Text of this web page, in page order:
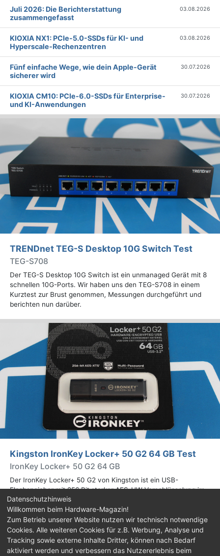
Juli 2026: Die Bericht­erstattung
zusammengefasst
03.08.2026
KIOXIA NX1: PCIe-5.0-SSDs für KI- und
Hyperscale-Rechenzentren
03.08.2026
Fünf einfache Wege, wie dein Apple-Gerät
sicherer wird
30.07.2026
KIOXIA CM10: PCIe-6.0-SSDs für Enterprise-
und KI-Anwendungen
30.07.2026
TRENDnet TEG-S Desktop 10G Switch Test
TEG-S708
Der TEG-S Desktop 10G Switch ist ein unmanaged Gerät mit 8
schnellen 10G-Ports. Wir haben uns den TEG-S708 in einem
Kurztest zur Brust genommen, Messungen durchgeführt und
berichten nun darüber.
Kingston IronKey Locker+ 50 G2 64 GB Test
IronKey Locker+ 50 G2 64 GB
Der IronKey Locker+ 50 G2 von Kingston ist ein USB-
Flashspeicher mit 256 Bit starker AES-HW-Verschlüsselung im
XTS-Modus. Wir haben das 64-GB-Modell im Praxistest
genauer begutachtet.
Impressum| Kontakt |Jobs |Datenschutz |
Consent‑Einstellungen |Haftungsausschluss
Datenschutzhinweis
Willkommen beim Hardware-Magazin!
Zum Betrieb unserer Website nutzen wir technisch notwendige
Cookies. Alle weiteren Cookies für z.B. Werbung, Analyse und
Tracking sowie externe Inhalte Dritter, können nach Bedarf
aktiviert werden und verbessern das Nutzererlebnis beim